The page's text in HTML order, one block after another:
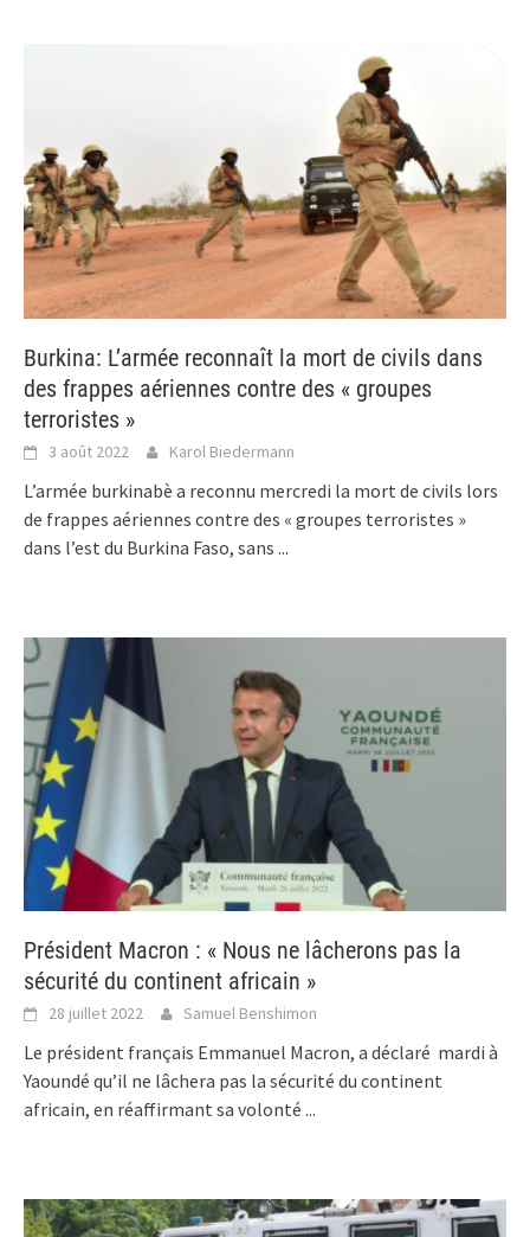
Burkina: L’armée reconnaît la mort de civils dans
des frappes aériennes contre des « groupes
terroristes »
3 août 2022 Karol Biedermann
L’armée burkinabè a reconnu mercredi la mort de civils lors
de frappes aériennes contre des « groupes terroristes »
dans l’est du Burkina Faso, sans ...
Président Macron : « Nous ne lâcherons pas la
sécurité du continent africain »
28 juillet 2022 Samuel Benshimon
Le président français Emmanuel Macron, a déclaré mardi à
Yaoundé qu’il ne lâchera pas la sécurité du continent
africain, en réaffirmant sa volonté ...